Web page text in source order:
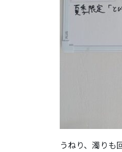
うねり、濁りも